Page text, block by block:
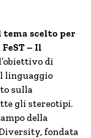
tema scelto per
– Il
di
linguaggio
sulla
gli stereotipi.
della
fondata